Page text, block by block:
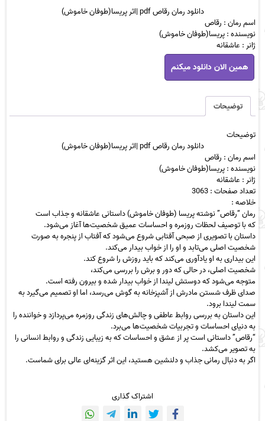
دانلود رمان رقاص pdf |اثر پریسا(طوفان خاموش)
اسم رمان : رقاص
نویسنده : پریسا(طوفان خاموش)
ژانر : عاشقانه
دانلود
رمان
رقاص
اثر
خاموش)
همین الان دانلود میکنم
توضیحات
توضیحات
دانلود رمان رقاص pdf |اثر پریسا(طوفان خاموش)
اسم رمان : رقاص
نویسنده : پریسا(طوفان خاموش)
ژانر : عاشقانه
تعداد صفحات : 3063
خلاصه :
رمان “رقاص” نوشته پریسا (طوفان خاموش) داستانی عاشقانه و جذاب است
که با توصیف لحظات روزمره و احساسات عمیق شخصیت‌ها آغاز می‌شود.
داستان با تصویری از صبحی آفتابی شروع می‌شود که آفتاب از پنجره به صورت
شخصیت اصلی می‌تابد و او را از خواب بیدار می‌کند.
این بیداری به او یادآوری می‌کند که باید روزش را شروع کند.
شخصیت اصلی، در حالی که دور و برش را بررسی می‌کند،
متوجه می‌شود که دوستش لیندا از خواب بیدار شده و بیرون رفته است.
صدای ظرف شستن مادرش از آشپزخانه به گوش می‌رسد، اما او تصمیم می‌گیرد به
سمت لیندا برود.
این داستان به بررسی روابط عاطفی و چالش‌های زندگی روزمره می‌پردازد و خواننده را
به دنیای احساسات و تجربیات شخصیت‌ها می‌برد.
“رقاص” داستانی است پر از عشق و احساسات که به زیبایی زندگی و روابط انسانی را
به تصویر می‌کشد.
اگر به دنبال رمانی جذاب و دلنشین هستید، این اثر گزینه‌ای عالی برای شماست.
اشتراک گذاری